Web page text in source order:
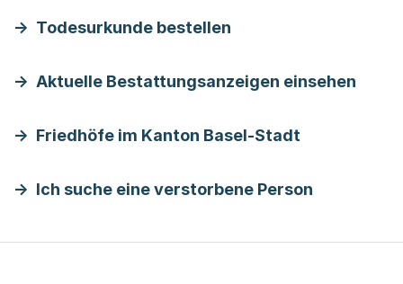
Todesurkunde bestellen
Aktuelle Bestattungsanzeigen einsehen
Friedhöfe im Kanton Basel-Stadt
Ich suche eine verstorbene Person